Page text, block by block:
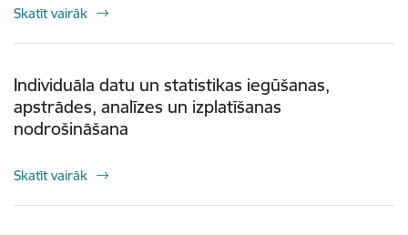
Skatīt vairāk
Individuāla datu un statistikas iegūšanas,
apstrādes, analīzes un izplatīšanas
nodrošināšana
Skatīt vairāk